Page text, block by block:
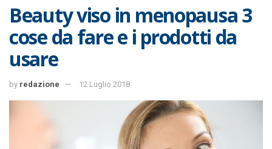
Beauty viso in menopausa 3
cose da fare e i prodotti da
usare
by redazione 12 Luglio 2018